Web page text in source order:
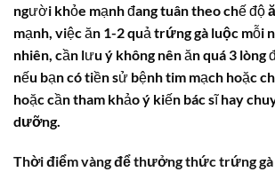
người khỏe mạnh đang tuân theo chế độ
mạnh, việc ăn 1-2 quả trứng gà luộc mỗi
nhiên, cần lưu ý không nên ăn quá 3 lòng
nếu bạn có tiền sử bệnh tim mạch hoặc
hoặc cần tham khảo ý kiến bác sĩ hay
dưỡng.
Thời điểm vàng để thưởng thức trứng